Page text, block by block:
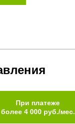
При платеже
более 4 000 руб./мес.